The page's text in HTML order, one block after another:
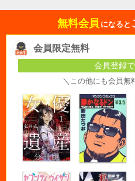
無料会員 になると
会員限定無料
会員登録
＼この他にも会員無